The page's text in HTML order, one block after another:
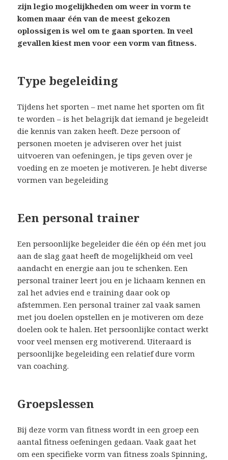
zijn legio mogelijkheden om weer in vorm te
komen maar één van de meest gekozen
oplossigen is wel om te gaan sporten. In veel
gevallen kiest men voor een vorm van fitness.
Type begeleiding
Tijdens het sporten – met name het sporten om fit
te worden – is het belagrijk dat iemand je begeleidt
die kennis van zaken heeft. Deze persoon of
personen moeten je adviseren over het juist
uitvoeren van oefeningen, je tips geven over je
voeding en ze moeten je motiveren. Je hebt diverse
vormen van begeleiding
Een personal trainer
Een persoonlijke begeleider die één op één met jou
aan de slag gaat heeft de mogelijkheid om veel
aandacht en energie aan jou te schenken. Een
personal trainer leert jou en je lichaam kennen en
zal het advies end e training daar ook op
afstemmen. Een personal trainer zal vaak samen
met jou doelen opstellen en je motiveren om deze
doelen ook te halen. Het persoonlijke contact werkt
voor veel mensen erg motiverend. Uiteraard is
persoonlijke begeleiding een relatief dure vorm
van coaching.
Groepslessen
Bij deze vorm van fitness wordt in een groep een
aantal fitness oefeningen gedaan. Vaak gaat het
om een specifieke vorm van fitness zoals Spinning,